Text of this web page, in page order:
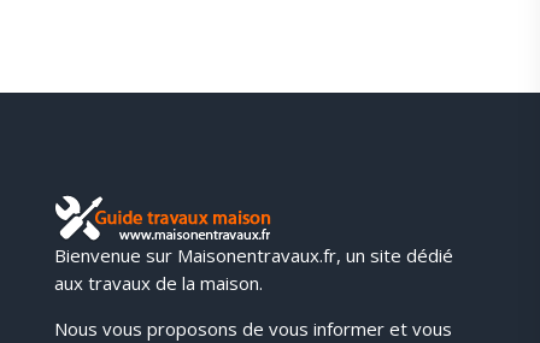
Bienvenue sur Maisonentravaux.fr, un site dédié
aux travaux de la maison.
Nous vous proposons de vous informer et vous